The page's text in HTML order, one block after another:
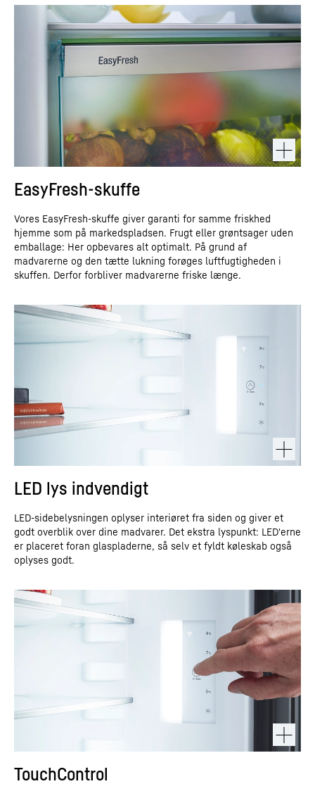
EasyFresh-skuffe
Vores EasyFresh-skuffe giver garanti for samme friskhed
hjemme som på markedspladsen. Frugt eller grøntsager uden
emballage: Her opbevares alt optimalt. På grund af
madvarerne og den tætte lukning forøges luftfugtigheden i
skuffen. Derfor forbliver madvarerne friske længe.
LED lys indvendigt
LED-sidebelysningen oplyser interiøret fra siden og giver et
godt overblik over dine madvarer. Det ekstra lyspunkt: LED'erne
er placeret foran glaspladerne, så selv et fyldt køleskab også
oplyses godt.
TouchControl